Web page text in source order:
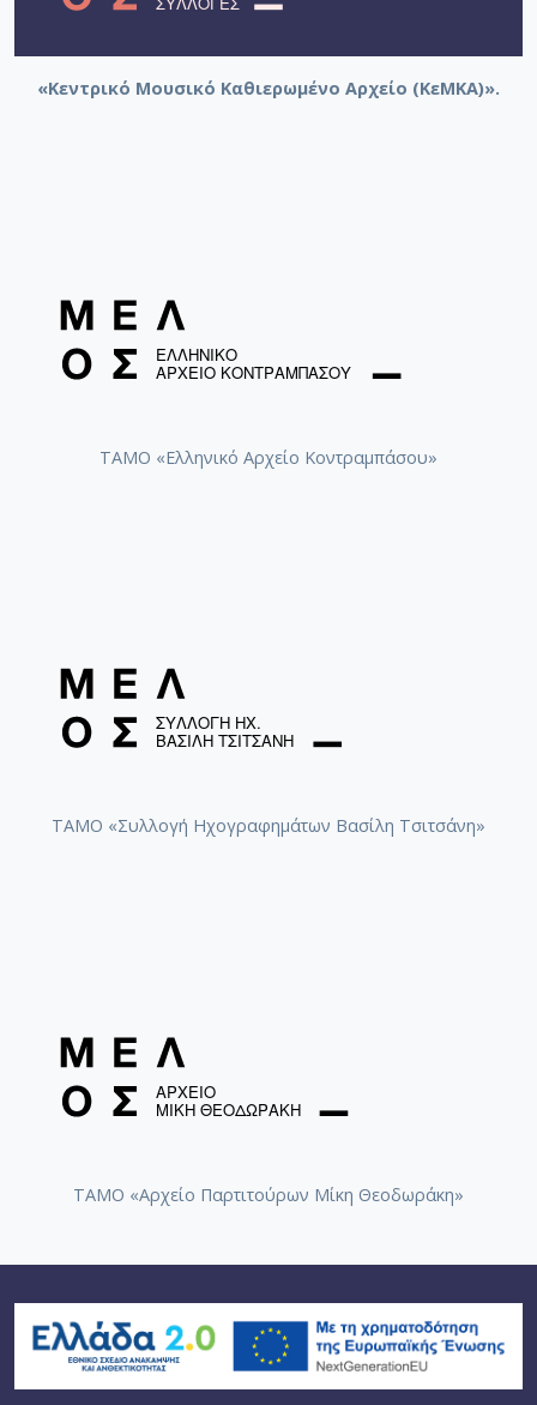
«Κεντρικό Μουσικό Καθιερωμένο Αρχείο (ΚεΜΚΑ)».
ΤΑΜΟ «Ελληνικό Αρχείο Κοντραμπάσου»
ΤΑΜΟ «Συλλογή Ηχογραφημάτων Βασίλη Τσιτσάνη»
ΤΑΜΟ «Αρχείο Παρτιτούρων Μίκη Θεοδωράκη»